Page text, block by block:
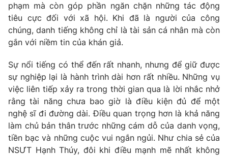
phạm mà còn góp phần ngăn chặn những tác động
tiêu cực đối với xã hội. Khi đã là người của công
chúng, danh tiếng không chỉ là tài sản cá nhân mà còn
gắn với niềm tin của khán giả.
Sự nổi tiếng có thể đến rất nhanh, nhưng để giữ được
sự nghiệp lại là hành trình dài hơn rất nhiều. Những vụ
việc liên tiếp xảy ra trong thời gian qua là lời nhắc nhở
rằng tài năng chưa bao giờ là điều kiện đủ để một
nghệ sĩ đi đường dài. Điều quan trọng hơn là khả năng
làm chủ bản thân trước những cám dỗ của danh vọng,
tiền bạc và những cuộc vui ngắn ngủi. Như chia sẻ của
NSƯT Hạnh Thúy, đôi khi điều mạnh mẽ nhất không